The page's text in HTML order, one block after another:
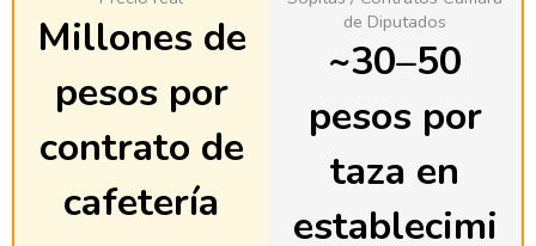
Millones de
pesos por
contrato de
cafetería
de Diputados
~30–50
pesos por
taza en
establecimi